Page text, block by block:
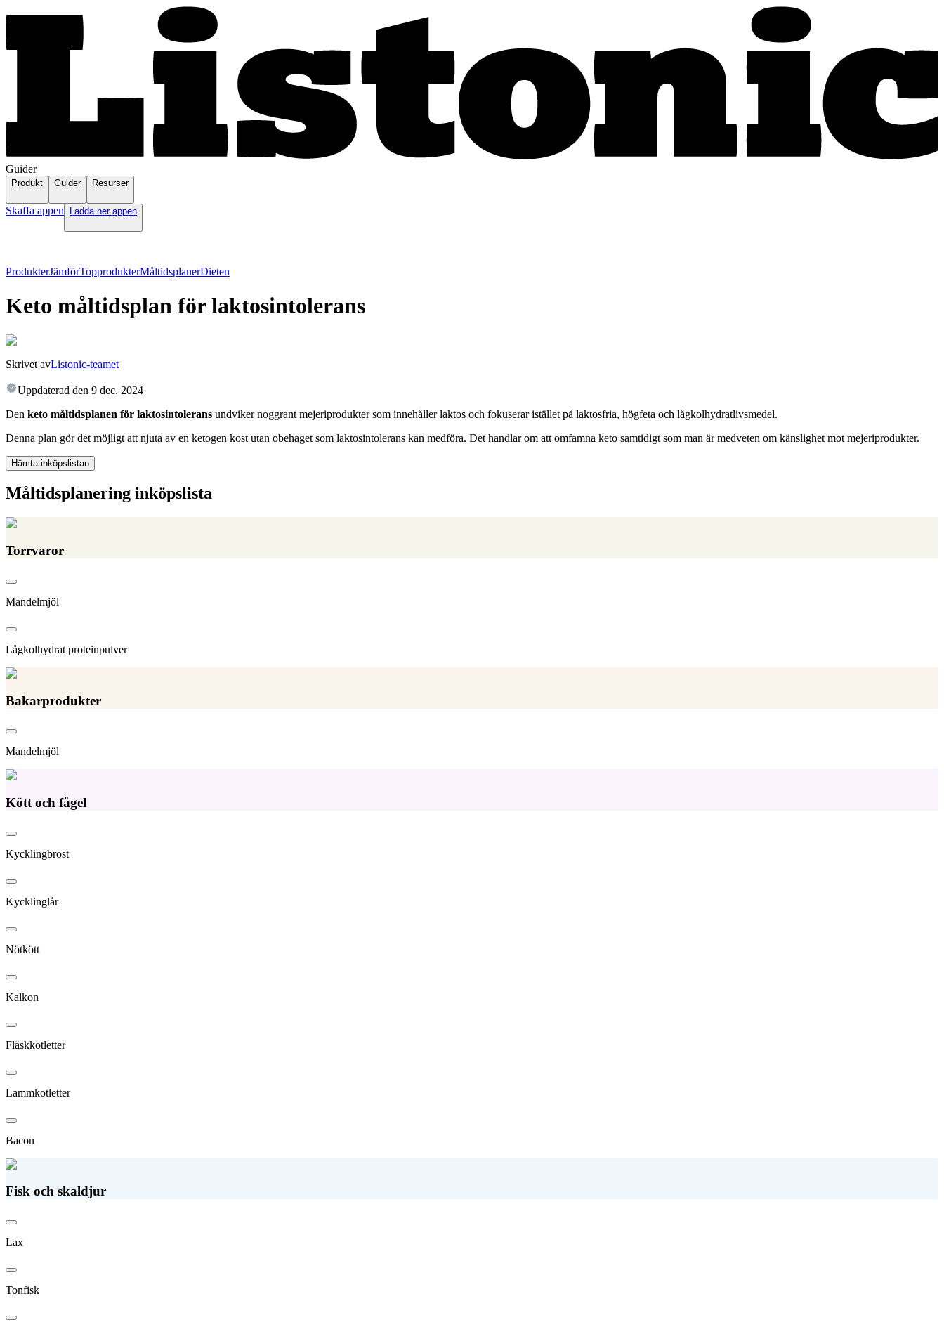
Guider
Produkt Guider Resurser
Skaffa appen Ladda ner appen
ProdukterJämförTopprodukterMåltidsplanerDieten
Keto måltidsplan för laktosintolerans
Skrivet avListonic-teamet
Uppdaterad den 9 dec. 2024
Den keto måltidsplanen för laktosintolerans undviker noggrant mejeriprodukter som innehåller laktos och fokuserar istället på laktosfria, högfeta och lågkolhydratlivsmedel.
Denna plan gör det möjligt att njuta av en ketogen kost utan obehaget som laktosintolerans kan medföra. Det handlar om att omfamna keto samtidigt som man är medveten om känslighet mot mejeriprodukter.
Hämta inköpslistan
Måltidsplanering inköpslista
Torrvaror
Mandelmjöl
Lågkolhydrat proteinpulver
Bakarprodukter
Mandelmjöl
Kött och fågel
Kycklingbröst
Kycklinglår
Nötkött
Kalkon
Fläskkotletter
Lammkotletter
Bacon
Fisk och skaldjur
Lax
Tonfisk